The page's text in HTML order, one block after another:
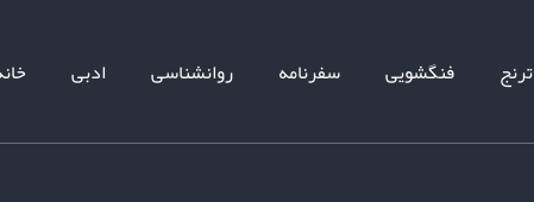
ادبی روانشناسی سفرنامه فنگشویی ترنج